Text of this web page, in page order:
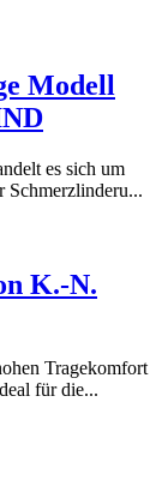
Modell
es sich um
Schmerzlinderu...
K.-N.
Tragekomfort
für die...